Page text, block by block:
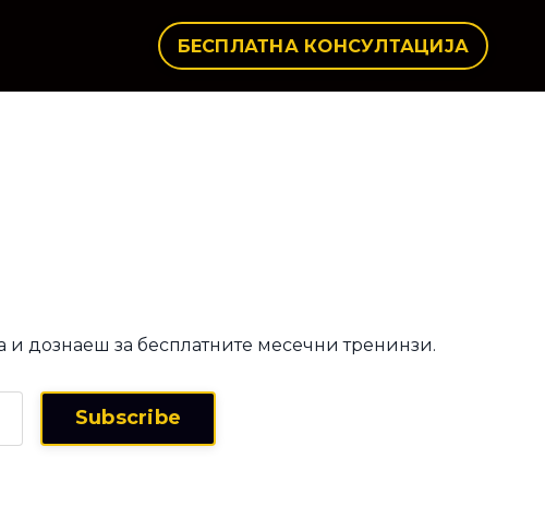
БЕСПЛАТНА КОНСУЛТАЦИЈА
дознаеш за бесплатните месечни тренинзи.
Subscribe